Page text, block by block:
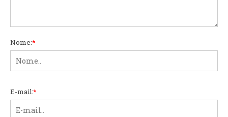
Nome:*
E-mail:*